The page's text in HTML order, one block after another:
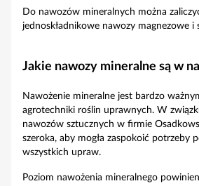
Do nawozów mineralnych można
jednoskładnikowe nawozy magnezowe i
Jakie nawozy mineralne są w
Nawożenie mineralne jest bardzo
agrotechniki roślin uprawnych. W
nawozów sztucznych w firmie
szeroka, aby mogła zaspokoić potrzeby
wszystkich upraw.
Poziom nawożenia mineralnego